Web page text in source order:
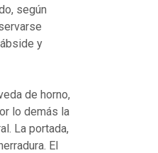
según
y
de horno,
lo demás la
La portada,
El